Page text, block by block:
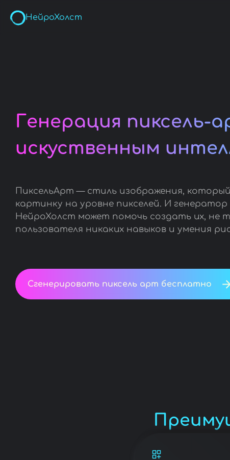
НейроХолст
Генерация пиксель-
искуственным
ПиксельАрт — стиль изображения,
картинку на уровне пикселей. И
НейроХолст может помочь создать их, не
пользователя никаких навыков и умения
Сгенерировать пиксель арт бесплатно